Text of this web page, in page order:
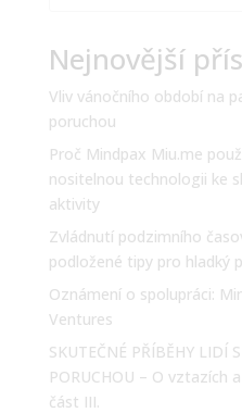
Nejnovější
Vliv vánočního období na
poruchou
Proč Mindpax Miu.me
nositelnou technologii ke
aktivity
Zvládnutí podzimního
podložené tipy pro hladký
Oznámení o spolupráci:
Ventures
SKUTEČNÉ PŘÍBĚHY LIDÍ
PORUCHOU – O vztazích
část III.